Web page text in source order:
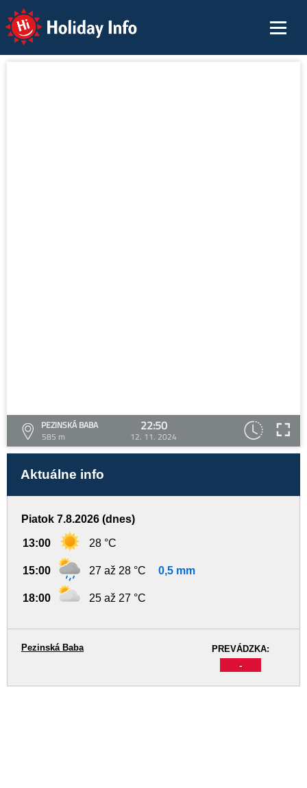
Holiday Info
PEZINSKÁ BABA
585 m
22:50
12. 11. 2024
Aktuálne info
Piatok 7.8.2026 (dnes)
13:00 28 °C
15:00 27 až 28 °C 0,5 mm
18:00 25 až 27 °C
PREVÁDZKA:
-
Pezinská Baba